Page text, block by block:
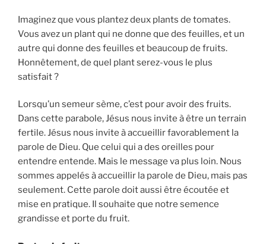
Imaginez que vous plantez deux plants de tomates.
Vous avez un plant qui ne donne que des feuilles, et un
autre qui donne des feuilles et beaucoup de fruits.
Honnêtement, de quel plant serez-vous le plus
satisfait ?
Lorsqu’un semeur sème, c’est pour avoir des fruits.
Dans cette parabole, Jésus nous invite à être un terrain
fertile. Jésus nous invite à accueillir favorablement la
parole de Dieu. Que celui qui a des oreilles pour
entendre entende. Mais le message va plus loin. Nous
sommes appelés à accueillir la parole de Dieu, mais pas
seulement. Cette parole doit aussi être écoutée et
mise en pratique. Il souhaite que notre semence
grandisse et porte du fruit.